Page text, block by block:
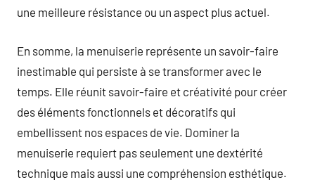
une meilleure résistance ou un aspect plus actuel.
En somme, la menuiserie représente un savoir-faire
inestimable qui persiste à se transformer avec le
temps. Elle réunit savoir-faire et créativité pour créer
des éléments fonctionnels et décoratifs qui
embellissent nos espaces de vie. Dominer la
menuiserie requiert pas seulement une dextérité
technique mais aussi une compréhension esthétique.